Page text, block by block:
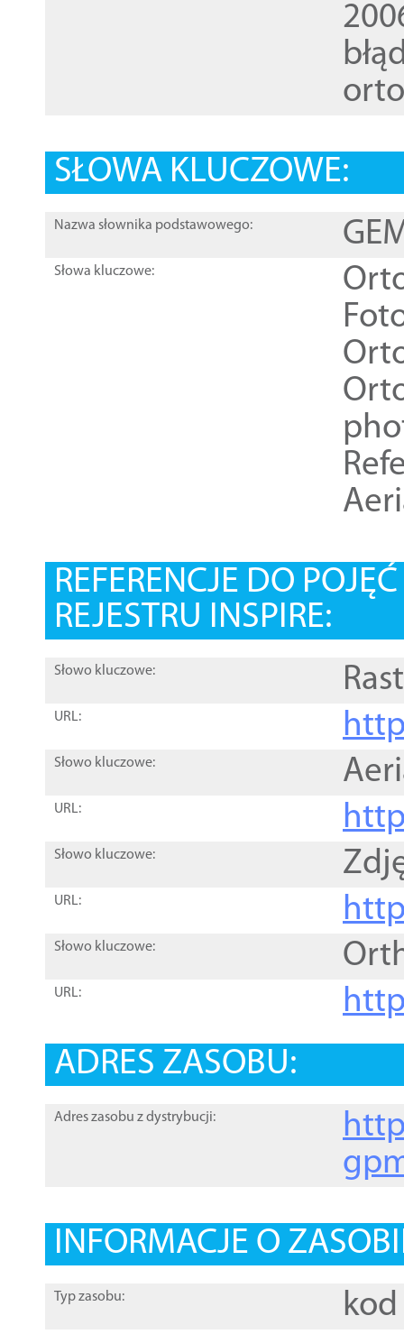
SŁOWA KLUCZOWE:
Nazwa słownika podstawowego:
Słowa kluczowe:
REFERENCJE DO
REJESTRU INSPIRE:
Słowo kluczowe:
URL:
Słowo kluczowe:
URL:
Słowo kluczowe:
URL:
Słowo kluczowe:
URL:
ADRES ZASOBU:
Adres zasobu z dystrybucji:
INFORMACJE O
Typ zasobu: kod